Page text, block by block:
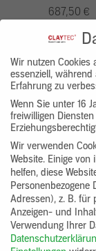
687,50 €
VK5
875,01 €
VK7
625,00 €
Wir nutzen Cookies
essenziell,
Erfahrung zu
Wenn Sie unter 16
freiwilligen
Wir verwenden
Website. Einige
helfen, diese
Adressen), z. B. für
Anzeigen- und
Verwendung Ihrer